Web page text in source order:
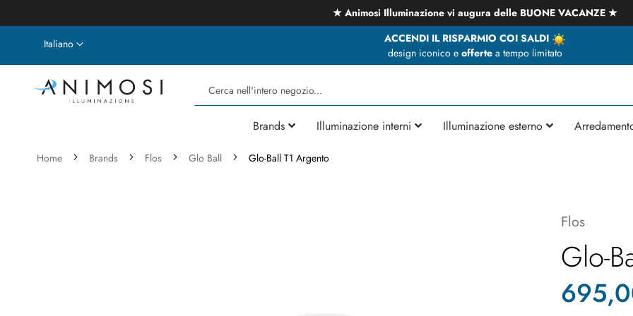
★ Animosi Illuminazione vi augura delle BUONE VACANZE ★
ACCENDI IL RISPARMIO COI SALDI
design iconico e offertea tempo limitato
Lingua
Italiano
Cerca
Brands Illuminazione interni Illuminazione esterno
Home Brands Flos Glo Ball Glo-Ball T1 Argento
Flos
Glo-